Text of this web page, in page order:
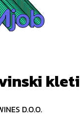
kleti
D.O.O.